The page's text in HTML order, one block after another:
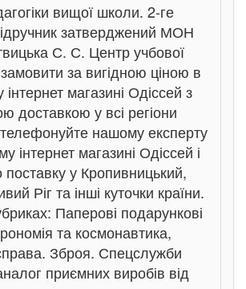
вищої школи. 2-ге
затверджений МОН
С. С. Центр учбової
за вигідною ціною в
магазині Одіссей з
доставкою у всі регіони
нашому експерту
інтернет магазині Одіссей і
у Кропивницький,
Ріг та інші куточки країни.
Паперові подарункові
та космонавтика,
Зброя. Спецслужби
приємних виробів від